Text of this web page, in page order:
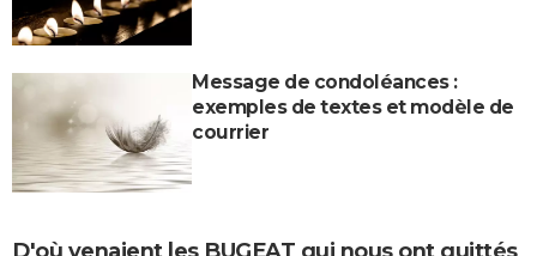
Message de condoléances :
exemples de textes et modèle de
courrier
D'où venaient les BUGEAT qui nous ont quittés